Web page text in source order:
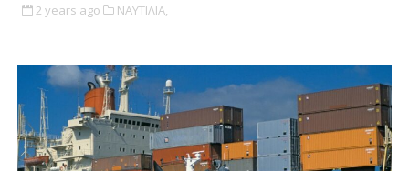
2 years ago ΝΑΥΤΙΛΙΑ,